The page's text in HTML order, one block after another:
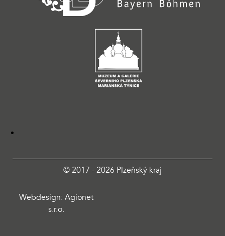
© 2017 - 2026 Plzeňský kraj
Webdesign: Agionet
s.r.o.